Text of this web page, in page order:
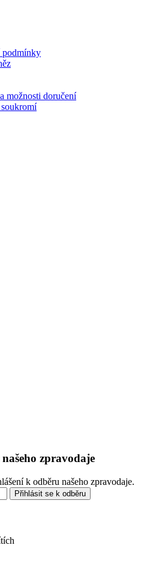
podmínky
možnosti doručení
zpravodaje
k odběru našeho zpravodaje.
Přihlásit se k odběru